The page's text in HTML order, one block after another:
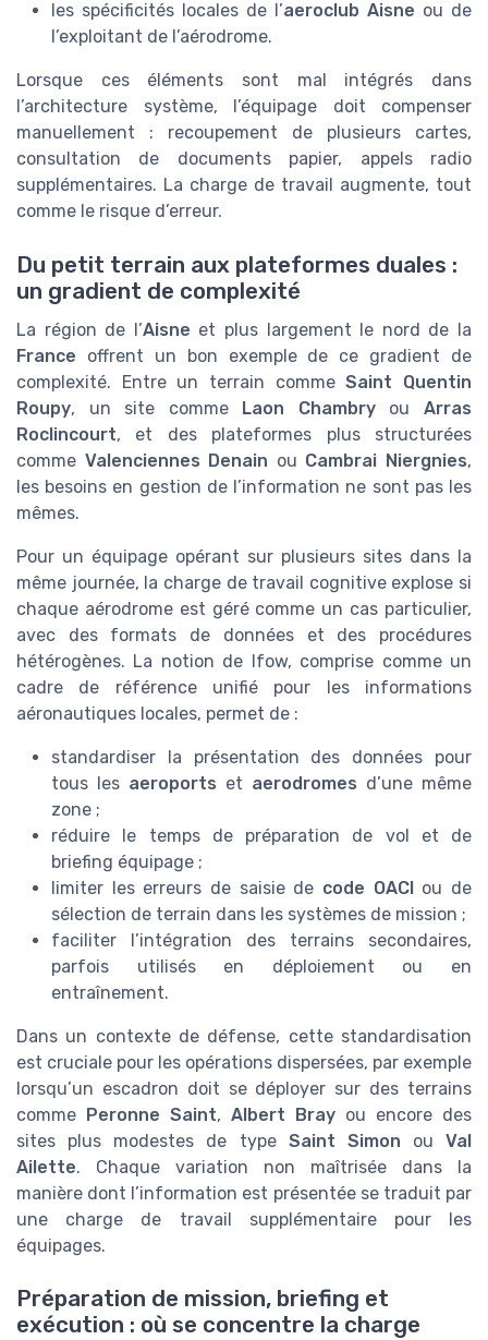
les spécificités locales de l’aeroclub Aisne ou de
l’exploitant de l’aérodrome.
Lorsque ces éléments sont mal intégrés dans
l’architecture système, l’équipage doit compenser
manuellement : recoupement de plusieurs cartes,
consultation de documents papier, appels radio
supplémentaires. La charge de travail augmente, tout
comme le risque d’erreur.
Du petit terrain aux plateformes duales :
un gradient de complexité
La région de l’Aisne et plus largement le nord de la
France offrent un bon exemple de ce gradient de
complexité. Entre un terrain commeSaint Quentin
Roupy, un site comme Laon ChambryouArras
Roclincourt, et des plateformes plus structurées
comme Valenciennes Denain ou Cambrai Niergnies,
les besoins en gestion de l’information ne sont pas les
mêmes.
Pour un équipage opérant sur plusieurs sites dans la
même journée, la charge de travail cognitive explose si
chaque aérodrome est géré comme un cas particulier,
avec des formats de données et des procédures
hétérogènes. La notion de lfow, comprise comme un
cadre de référence unifié pour les informations
aéronautiques locales, permet de :
standardiser la présentation des données pour
tous les aeroports et aerodromes d’une même
zone ;
réduire le temps de préparation de vol et de
briefing équipage ;
limiter les erreurs de saisie de code OACIou de
sélection de terrain dans les systèmes de mission ;
faciliter l’intégration des terrains secondaires,
parfois utilisés en déploiement ou en
entraînement.
Dans un contexte de défense, cette standardisation
est cruciale pour les opérations dispersées, par exemple
lorsqu’un escadron doit se déployer sur des terrains
comme Peronne Saint, Albert Bray ou encore des
sites plus modestes de type Saint Simon ou Val
Ailette. Chaque variation non maîtrisée dans la
manière dont l’information est présentée se traduit par
une charge de travail supplémentaire pour les
équipages.
Préparation de mission, briefing et
exécution : où se concentre la charge